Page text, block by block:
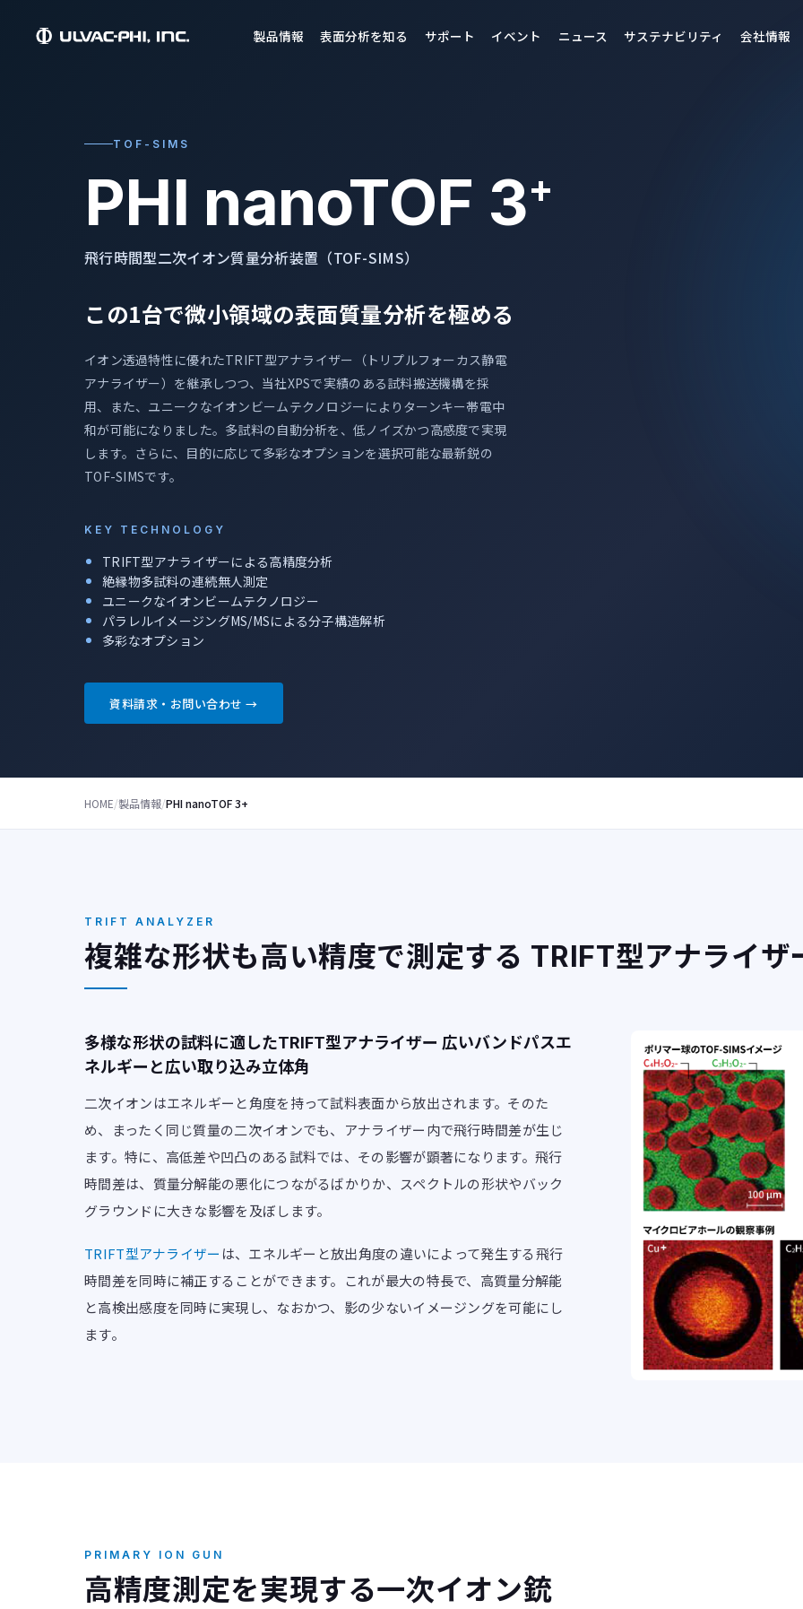
製品情報 表面分析を知る サポート イベント ニュース サステナビリティ 会社情報
TOF-SIMS
PHI nanoTOF 3+
飛行時間型二次イオン質量分析装置（TOF-SIMS）
この1台で微小領域の表面質量分析を極める
イオン透過特性に優れたTRIFT型アナライザー（トリプルフォーカス静電
アナライザー）を継承しつつ、当社XPSで実績のある試料搬送機構を採
用、また、ユニークなイオンビームテクノロジーによりターンキー帯電中
和が可能になりました。多試料の自動分析を、低ノイズかつ高感度で実現
します。さらに、目的に応じて多彩なオプションを選択可能な最新鋭の
TOF-SIMSです。
KEY TECHNOLOGY
TRIFT型アナライザーによる高精度分析
絶縁物多試料の連続無人測定
ユニークなイオンビームテクノロジー
パラレルイメージングMS/MSによる分子構造解析
多彩なオプション
資料請求・お問い合わせ →
HOME/製品情報/PHI nanoTOF 3+
TRIFT ANALYZER
複雑な形状も高い精度で測定する TRIFT型アナライザ
多様な形状の試料に適したTRIFT型アナライザー 広いバンドパスエ
ネルギーと広い取り込み立体角
二次イオンはエネルギーと角度を持って試料表面から放出されます。そのた
め、まったく同じ質量の二次イオンでも、アナライザー内で飛行時間差が生じ
ます。特に、高低差や凹凸のある試料では、その影響が顕著になります。飛行
時間差は、質量分解能の悪化につながるばかりか、スペクトルの形状やバック
グラウンドに大きな影響を及ぼします。
TRIFT型アナライザー は、エネルギーと放出角度の違いによって発生する飛行
時間差を同時に補正することができます。これが最大の特長で、高質量分解能
と高検出感度を同時に実現し、なおかつ、影の少ないイメージングを可能にし
ます。
PRIMARY ION GUN
高精度測定を実現する一次イオン銃